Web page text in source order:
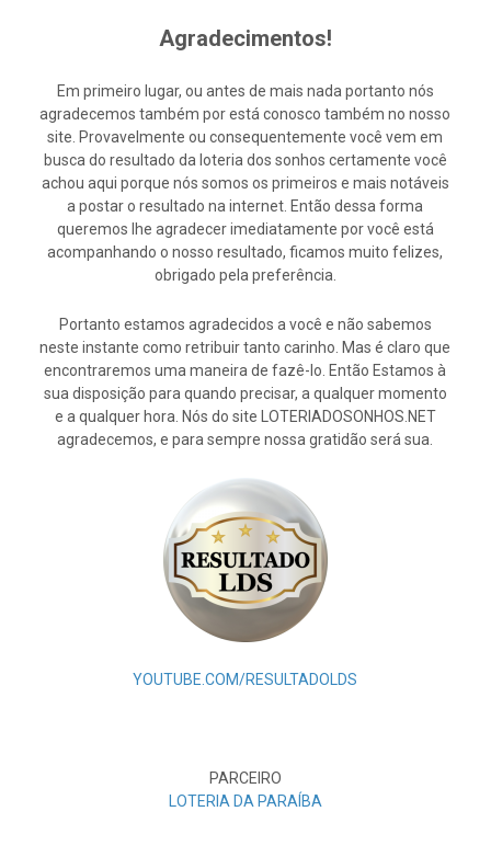
Agradecimentos!
Em primeiro lugar, ou antes de mais nada portanto nós
agradecemos também por está conosco também no nosso
site. Provavelmente ou consequentemente você vem em
busca do resultado da loteria dos sonhos certamente você
achou aqui porque nós somos os primeiros e mais notáveis
a postar o resultado na internet. Então dessa forma
queremos lhe agradecer imediatamente por você está
acompanhando o nosso resultado, ficamos muito felizes,
obrigado pela preferência.
Portanto estamos agradecidos a você e não sabemos
neste instante como retribuir tanto carinho. Mas é claro que
encontraremos uma maneira de fazê-lo. Então Estamos à
sua disposição para quando precisar, a qualquer momento
e a qualquer hora. Nós do site LOTERIADOSONHOS.NET
agradecemos, e para sempre nossa gratidão será sua.
YOUTUBE.COM/RESULTADOLDS
PARCEIRO
LOTERIA DA PARAÍBA